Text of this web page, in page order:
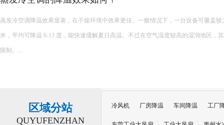
一些常见的车间降温设备，适用于高温厂房，各有其特点和适用场
可以根据实际情况选择： 工业...
区域分站
QUYUFENZHAN
冷风机 厂房降温 车间降温 工厂